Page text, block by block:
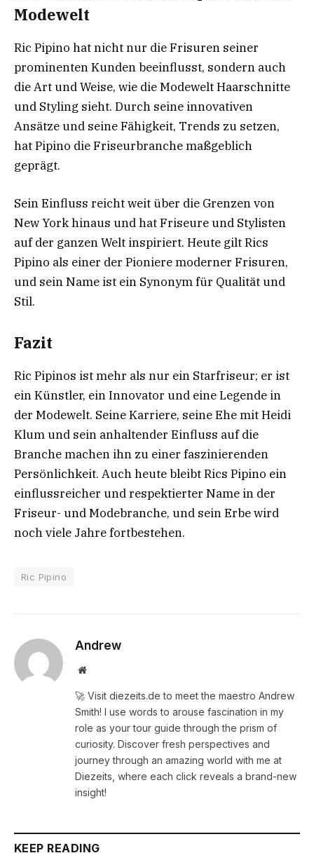
Modewelt
Ric Pipino hat nicht nur die Frisuren seiner
prominenten Kunden beeinflusst, sondern auch
die Art und Weise, wie die Modewelt Haarschnitte
und Styling sieht. Durch seine innovativen
Ansätze und seine Fähigkeit, Trends zu setzen,
hat Pipino die Friseurbranche maßgeblich
geprägt.
Sein Einfluss reicht weit über die Grenzen von
New York hinaus und hat Friseure und Stylisten
auf der ganzen Welt inspiriert. Heute gilt Rics
Pipino als einer der Pioniere moderner Frisuren,
und sein Name ist ein Synonym für Qualität und
Stil.
Fazit
Ric Pipinos ist mehr als nur ein Starfriseur; er ist
ein Künstler, ein Innovator und eine Legende in
der Modewelt. Seine Karriere, seine Ehe mit Heidi
Klum und sein anhaltender Einfluss auf die
Branche machen ihn zu einer faszinierenden
Persönlichkeit. Auch heute bleibt Rics Pipino ein
einflussreicher und respektierter Name in der
Friseur- und Modebranche, und sein Erbe wird
noch viele Jahre fortbestehen.
Ric Pipino
Andrew
Website
🚀 Visit diezeits.de to meet the maestro Andrew
Smith! I use words to arouse fascination in my
role as your tour guide through the prism of
curiosity. Discover fresh perspectives and
journey through an amazing world with me at
Diezeits, where each click reveals a brand-new
insight!
KEEP READING